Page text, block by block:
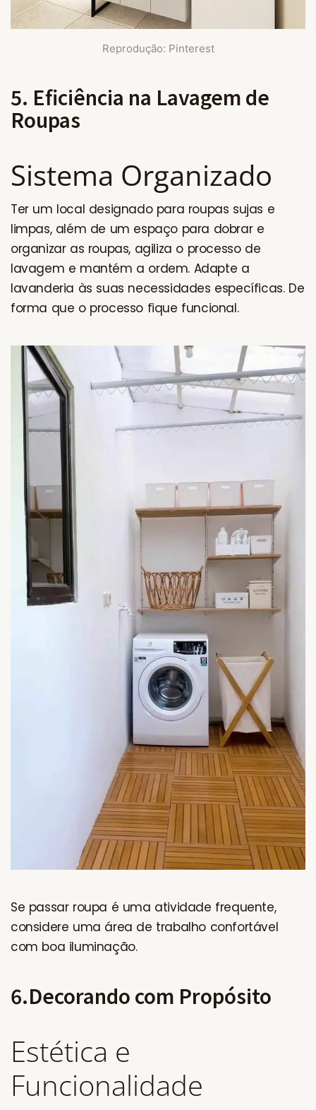
Reprodução: Pinterest
5. Eficiência na Lavagem de
Roupas
Sistema Organizado
Ter um local designado para roupas sujas e
limpas, além de um espaço para dobrar e
organizar as roupas, agiliza o processo de
lavagem e mantém a ordem. Adapte a
lavanderia às suas necessidades específicas. De
forma que o processo fique funcional.
Se passar roupa é uma atividade frequente,
considere uma área de trabalho confortável
com boa iluminação.
6.Decorando com Propósito
Estética e
Funcionalidade